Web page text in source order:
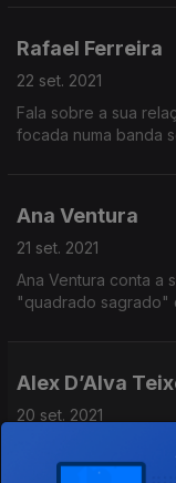
Rafael Ferreira
22 set. 2021
Fala sobre a sua
focada numa banda
Ana Ventura
21 set. 2021
Ana Ventura conta a
"quadrado sagrado"
Alex D’Alva
20 set. 2021
Alex D’Alva
era muito novo